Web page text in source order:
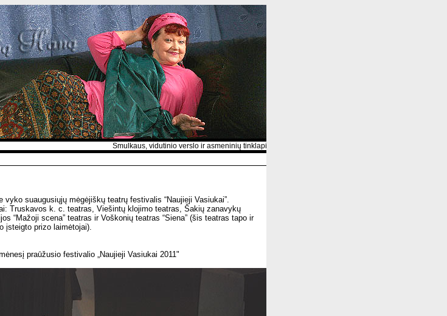
Smulkaus, vidutinio verslo ir asmeninių tinklapių portalas
vyko suaugusiųjų mėgėjiškų teatrų festivalis “Naujieji Vasiukai”.
Truskavos k. c. teatras, Viešintų klojimo teatras, Šakių zanavykų
“Mažoji scena” teatras ir Voškonių teatras “Siena” (šis teatras tapo ir
įsteigto prizo laimėtojai).
praūžusio festivalio „Naujieji Vasiukai 2011"